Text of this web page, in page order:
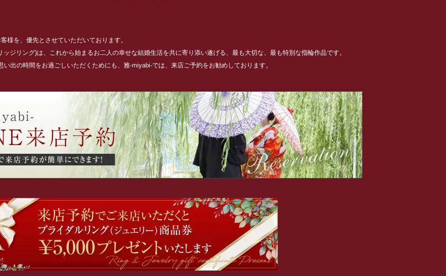
様を、優先とさせていただいております。
ジリング)は、これから始まるお二人の幸せな結婚生活を共に寄り添い遂げる、最も大切な、最も特別な指輪作品です。
出の時間をお過ごしいただくためにも、雅-miyabi-では、来店ご予約をお勧めしております。